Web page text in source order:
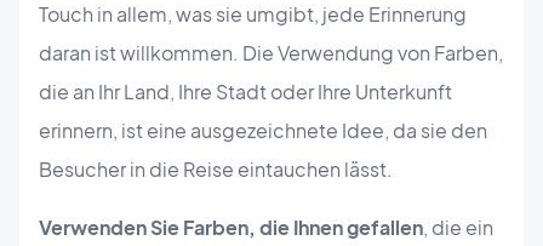
Touch in allem, was sie umgibt, jede Erinnerung
daran ist willkommen. Die Verwendung von Farben,
die an Ihr Land, Ihre Stadt oder Ihre Unterkunft
erinnern, ist eine ausgezeichnete Idee, da sie den
Besucher in die Reise eintauchen lässt.
Verwenden Sie Farben, die Ihnen gefallen, die ein